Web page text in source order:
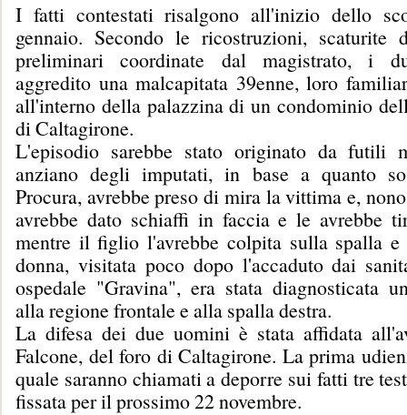
I fatti contestati risalgono all'inizio dello
gennaio. Secondo le ricostruzioni, scaturite
preliminari coordinate dal magistrato, i
aggredito una malcapitata 39enne, loro
all'interno della palazzina di un condominio
di Caltagirone.
L'episodio sarebbe stato originato da futili
anziano degli imputati, in base a quanto
Procura, avrebbe preso di mira la vittima e,
avrebbe dato schiaffi in faccia e le avrebbe
mentre il figlio l'avrebbe colpita sulla spalla
donna, visitata poco dopo l'accaduto dai
ospedale "Gravina", era stata diagnosticata
alla regione frontale e alla spalla destra.
La difesa dei due uomini è stata affidata
Falcone, del foro di Caltagirone. La prima
quale saranno chiamati a deporre sui fatti tre
fissata per il prossimo 22 novembre.